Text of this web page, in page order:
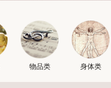
物品类 身体类